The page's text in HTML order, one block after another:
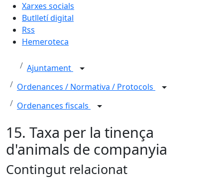
Xarxes socials
Butlletí digital
Rss
Hemeroteca
Ajuntament
Ordenances / Normativa / Protocols
Ordenances fiscals
15. Taxa per la tinença
d'animals de companyia
Contingut relacionat